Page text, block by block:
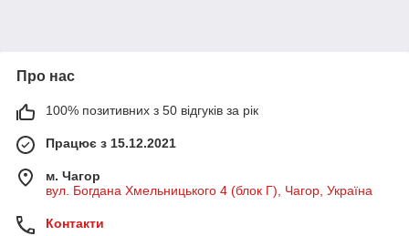
Про нас
100% позитивних з 50 відгуків за рік
Працює з 15.12.2021
м. Чагор
вул. Богдана Хмельницького 4 (блок Г), Чагор, Україна
Контакти